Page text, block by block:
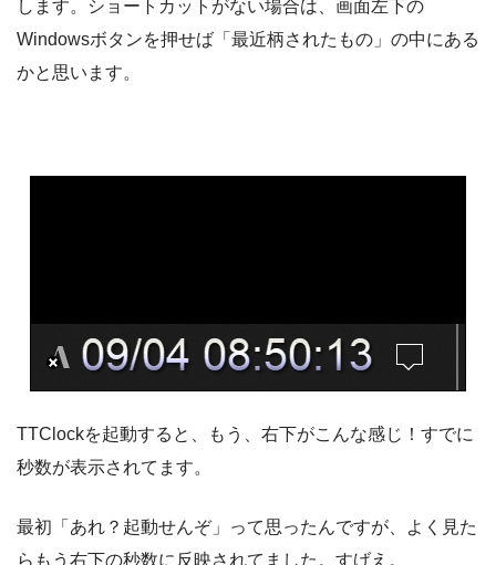
します。ショートカットがない場合は、画面左下の
Windowsボタンを押せば「最近柄されたもの」の中にある
かと思います。
TTClockを起動すると、もう、右下がこんな感じ！すでに
秒数が表示されてます。
最初「あれ？起動せんぞ」って思ったんですが、よく見た
らもう右下の秒数に反映されてました。すげえ。